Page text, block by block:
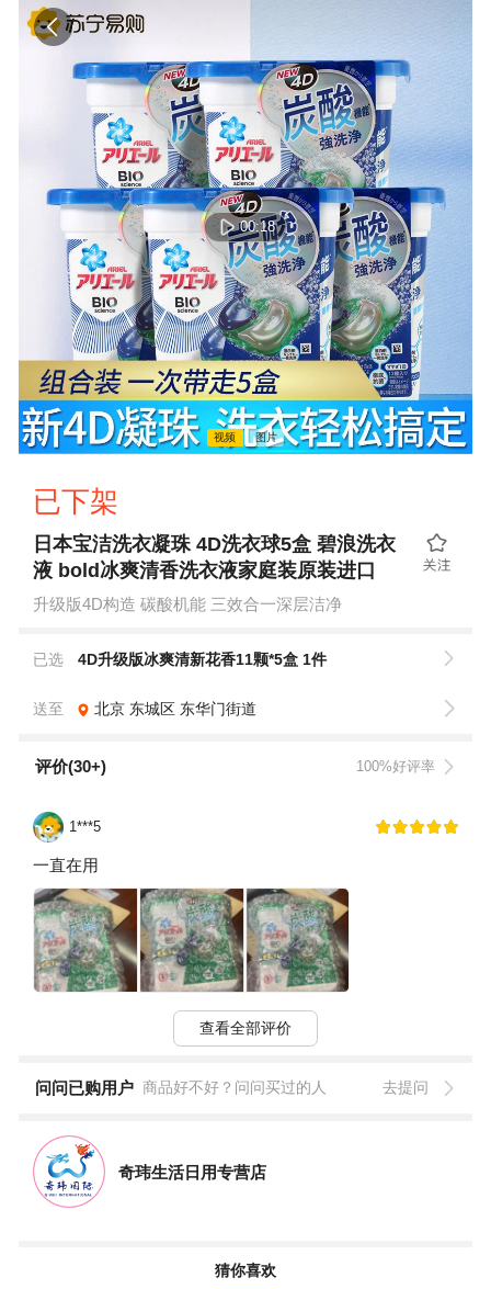
00:18
00:00:00 / 00:00:00
视频 图片
已下架
日本宝洁洗衣凝珠 4D洗衣球5盒 碧浪洗衣
液 bold冰爽清香洗衣液家庭装原装进口
升级版4D构造 碳酸机能 三效合一深层洁净
已选 4D升级版冰爽清新花香11颗*5盒 1件
送至 北京 东城区 东华门街道
评价(30+) 100%好评率
1***5
一直在用
查看全部评价
问问已购用户 商品好不好？问问买过的人 去提问
奇玮生活日用专营店
猜你喜欢